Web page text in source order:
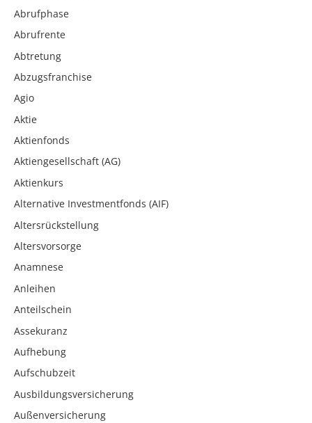
Abrufphase
Abrufrente
Abtretung
Abzugsfranchise
Agio
Aktie
Aktienfonds
Aktiengesellschaft (AG)
Aktienkurs
Alternative Investmentfonds (AIF)
Altersrückstellung
Altersvorsorge
Anamnese
Anleihen
Anteilschein
Assekuranz
Aufhebung
Aufschubzeit
Ausbildungsversicherung
Außenversicherung